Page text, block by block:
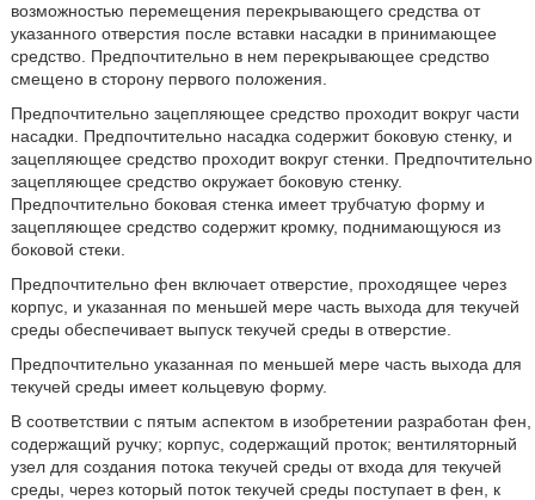
возможностью перемещения перекрывающего средства от
указанного отверстия после вставки насадки в принимающее
средство. Предпочтительно в нем перекрывающее средство
смещено в сторону первого положения.
Предпочтительно зацепляющее средство проходит вокруг части
насадки. Предпочтительно насадка содержит боковую стенку, и
зацепляющее средство проходит вокруг стенки. Предпочтительно
зацепляющее средство окружает боковую стенку.
Предпочтительно боковая стенка имеет трубчатую форму и
зацепляющее средство содержит кромку, поднимающуюся из
боковой стеки.
Предпочтительно фен включает отверстие, проходящее через
корпус, и указанная по меньшей мере часть выхода для текучей
среды обеспечивает выпуск текучей среды в отверстие.
Предпочтительно указанная по меньшей мере часть выхода для
текучей среды имеет кольцевую форму.
В соответствии с пятым аспектом в изобретении разработан фен,
содержащий ручку; корпус, содержащий проток; вентиляторный
узел для создания потока текучей среды от входа для текучей
среды, через который поток текучей среды поступает в фен, к